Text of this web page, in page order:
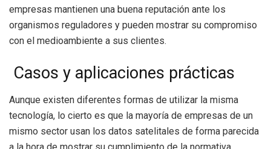
empresas mantienen una buena reputación ante los
organismos reguladores y pueden mostrar su compromiso
con el medioambiente a sus clientes.
Casos y aplicaciones prácticas
Aunque existen diferentes formas de utilizar la misma
tecnología, lo cierto es que la mayoría de empresas de un
mismo sector usan los datos satelitales de forma parecida